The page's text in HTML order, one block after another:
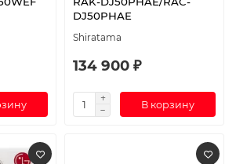
DJ50PHAE
Shiratama
134 900 ₽
В корзину